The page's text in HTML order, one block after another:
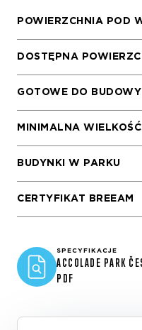
POWIERZCHNIA POD
DOSTĘPNA
GOTOWE DO BUDOWY
MINIMALNA
BUDYNKI W PARKU
CERTYFIKAT BREEAM
SPECYFIKACJE
ACCOLADE PARK
PDF